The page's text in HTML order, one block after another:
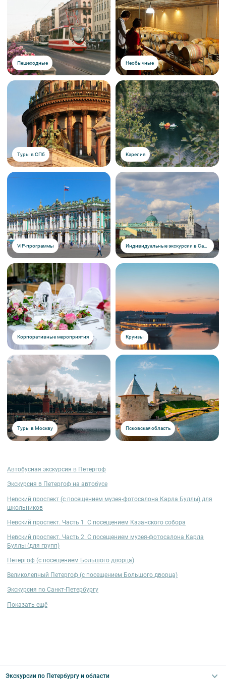
Пешеходные Необычные
Туры в СПб Карелия
VIP-программы Индивидуальные экскурсии в Санкт-Петербурге
Корпоративные мероприятия Круизы
Туры в Москву Псковская область
Автобусная экскурсия в Петергоф
Экскурсия в Петергоф на автобусе
Невский проспект (с посещением музея-фотосалона Карла Буллы) для
школьников
Невский проспект. Часть 1. С посещением Казанского собора
Невский проспект. Часть 2. С посещением музея-фотосалона Карла
Буллы (для групп)
Петергоф (с посещением Большого дворца)
Великолепный Петергоф (с посещением Большого дворца)
Экскурсия по Санкт-Петербургу
Показать ещё
Экскурсии по Петербургу и области